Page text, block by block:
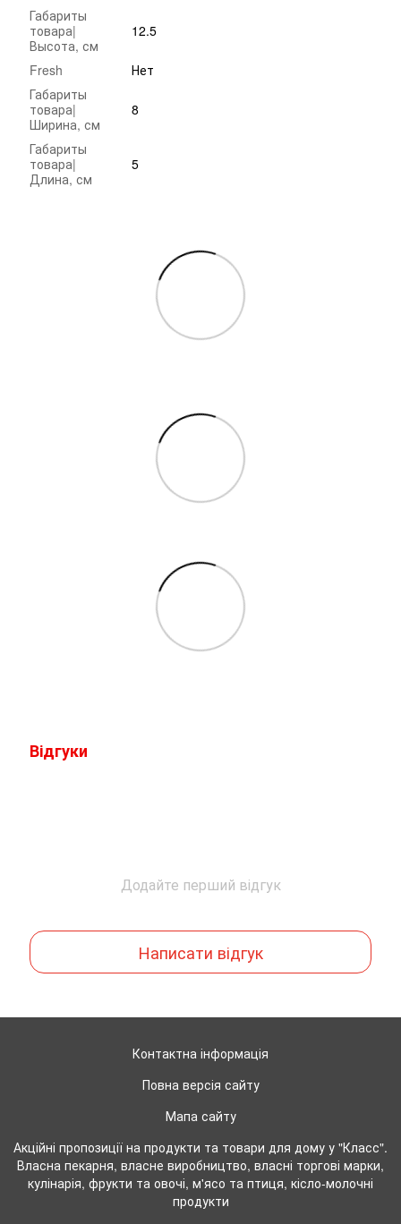
Габариты
товара|
Высота, см
12.5
Fresh
Нет
Габариты
товара|
Ширина, см
8
Габариты
товара|
Длина, см
5
Відгуки
Додайте перший відгук
Написати відгук
Контактна інформація
Повна версія сайту
Мапа сайту
Акційні пропозиції на продукти та товари для дому у "Класс".
Власна пекарня, власне виробництво, власні торгові марки,
кулінарія, фрукти та овочі, м'ясо та птиця, кісло-молочні
продукти